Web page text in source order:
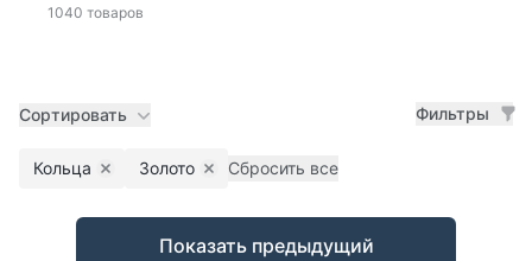
1040 товаров
Сортировать Фильтры
Кольца Remove filter
Золото Remove filter
Сбросить все
Товары
Показать предыдущий